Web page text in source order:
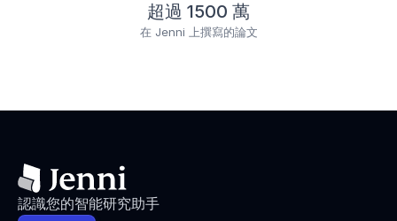
超過 1500 萬
在 Jenni 上撰寫的論文
認識您的智能研究助手